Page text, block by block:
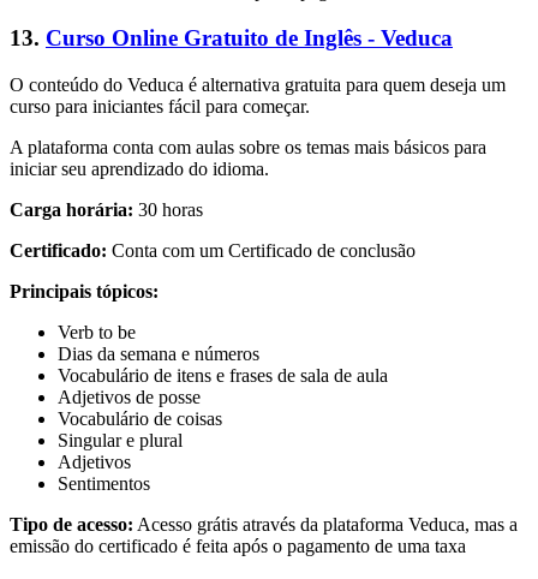
13. Curso Online Gratuito de Inglês - Veduca
O conteúdo do Veduca é alternativa gratuita para quem deseja um
curso para iniciantes fácil para começar.
A plataforma conta com aulas sobre os temas mais básicos para
iniciar seu aprendizado do idioma.
Carga horária: 30 horas
Certificado: Conta com um Certificado de conclusão
Principais tópicos:
Verb to be
Dias da semana e números
Vocabulário de itens e frases de sala de aula
Adjetivos de posse
Vocabulário de coisas
Singular e plural
Adjetivos
Sentimentos
Tipo de acesso: Acesso grátis através da plataforma Veduca, mas a
emissão do certificado é feita após o pagamento de uma taxa